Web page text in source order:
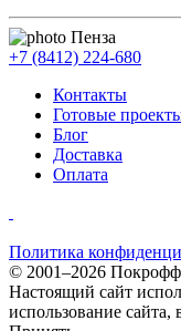
Пенза
+7 (8412) 224-680
Контакты
Готовые
Блог
Доставка
Оплата
Политика
© 2001–2026 Покрофф
Настоящий сайт
использование сайта,